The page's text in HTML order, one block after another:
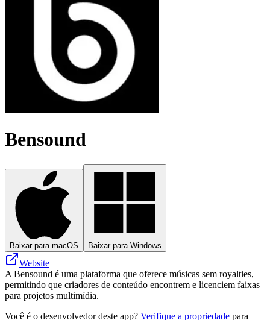
Bensound
Baixar para macOS Baixar para Windows
Website
A Bensound é uma plataforma que oferece músicas sem royalties,
permitindo que criadores de conteúdo encontrem e licenciem faixas
para projetos multimídia.
Você é o desenvolvedor deste app? Verifique a propriedade para